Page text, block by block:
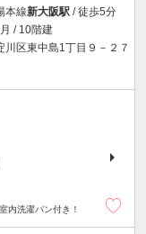
本線新大阪駅 / 徒歩5分
/ 10階建
川区東中島1丁目９－２７
内洗濯パン付き！